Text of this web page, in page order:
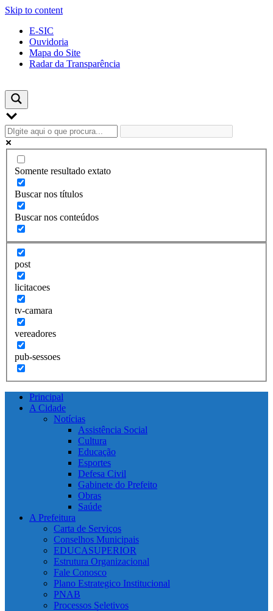
Skip to content
E-SIC
Ouvidoria
Mapa do Site
Radar da Transparência
Somente resultado extato
Buscar nos títulos
Buscar nos conteúdos
post
licitacoes
tv-camara
vereadores
pub-sessoes
Principal
A Cidade
Notícias
Assistência Social
Cultura
Educação
Esportes
Defesa Civil
Gabinete do Prefeito
Obras
Saúde
A Prefeitura
Carta de Serviços
Conselhos Municipais
EDUCASUPERIOR
Estrutura Organizacional
Fale Conosco
Plano Estrategico Institucional
PNAB
Processos Seletivos